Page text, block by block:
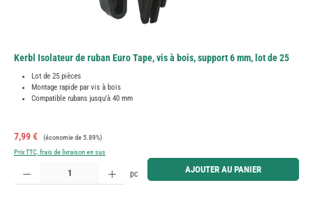
Kerbl Isolateur de ruban Euro Tape, vis à bois, support 6 mm, lot de 25
Lot de 25 pièces
Montage rapide par vis à bois
Compatible rubans jusqu'à 40 mm
Prix de vente :
7,99 € Prix régulier :
(économie de 5.89%)
Prix TTC, frais de livraison en sus
Quantité de produit : Entrez la quantité souhaitée ou utilisez les boutons pour augmenter ou
pc AJOUTER AU PANIER